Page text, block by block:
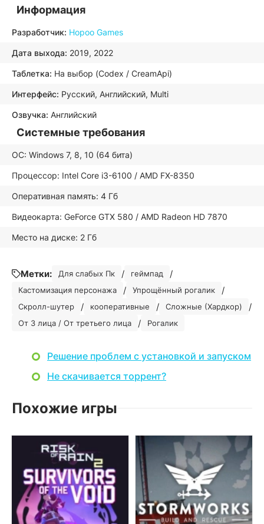
Информация
Разработчик: Hopoo Games
Дата выхода: 2019, 2022
Таблетка: На выбор (Codex / CreamApi)
Интерфейс: Русский, Английский, Multi
Озвучка: Английский
Системные требования
ОС: Windows 7, 8, 10 (64 бита)
Процессор: Intel Core i3-6100 / AMD FX-8350
Оперативная память: 4 Гб
Видеокарта: GeForce GTX 580 / AMD Radeon HD 7870
Место на диске: 2 Гб
Метки: Для слабых Пк / геймпад /
Кастомизация персонажа / Упрощённый рогалик /
Скролл-шутер / кооперативные / Сложные (Хардкор) /
От 3 лица / От третьего лица / Рогалик
Решение проблем с установкой и запуском
Не скачивается торрент?
Похожие игры